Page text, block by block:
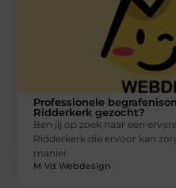
Professionele
Ridderkerk gezocht?
Ben jij op zoek naar een
Ridderkerk die ervoor kan
manier
M Vd Webdesign